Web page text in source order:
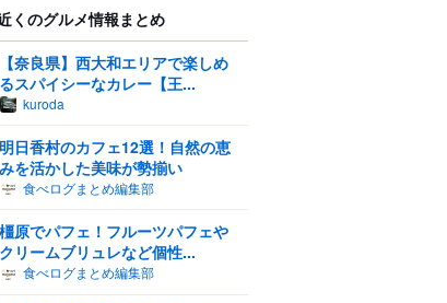
くのグルメ情報まとめ
【奈良県】西大和エリアで楽しめ
るスパイシーなカレー【王...
kuroda
明日香村のカフェ12選！自然の恵
みを活かした美味が勢揃い
食べログまとめ編集部
橿原でパフェ！フルーツパフェや
クリームブリュレなど個性...
食べログまとめ編集部